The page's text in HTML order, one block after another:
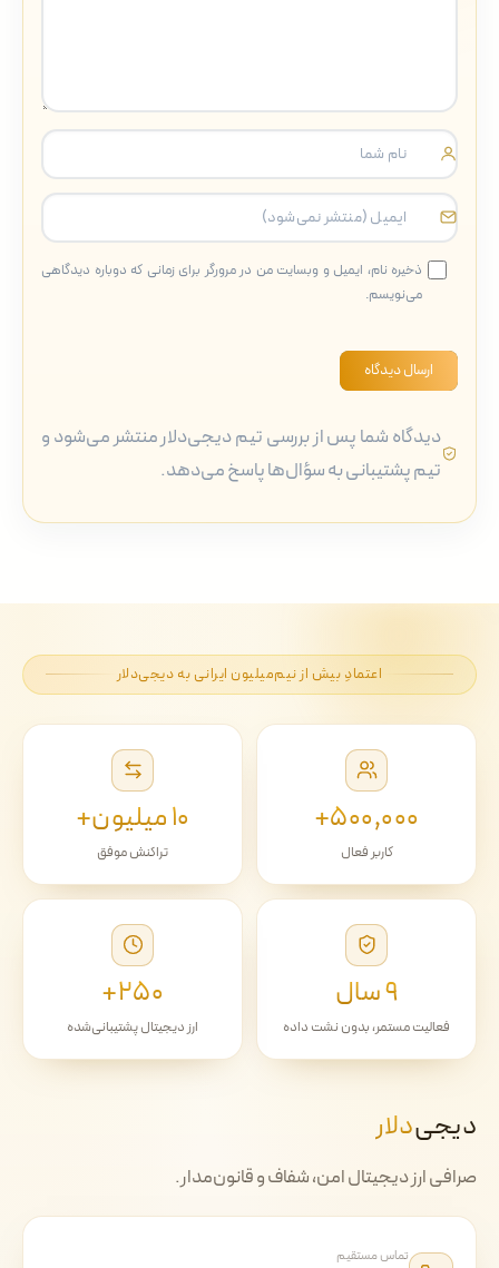
ذخیره نام، ایمیل و وبسایت من در مرورگر برای زمانی که دوباره دیدگاهی
می‌نویسم.
ارسال دیدگاه
دیدگاه شما پس از بررسی تیم دیجی‌دلار منتشر می‌شود و
تیم پشتیبانی به سؤال‌ها پاسخ می‌دهد.
اعتمادِ بیش از نیم‌میلیون ایرانی به دیجی‌دلار
۵۰۰٬۰۰۰+
کاربر فعال
۱۰ میلیون+
تراکنش موفق
۹ سال
فعالیت مستمر، بدون نشت داده
۲۵۰+
ارز دیجیتال پشتیبانی‌شده
دیجی‌دلار
صرافی ارز دیجیتال امن، شفاف و قانون‌مدار.
تماس مستقیم